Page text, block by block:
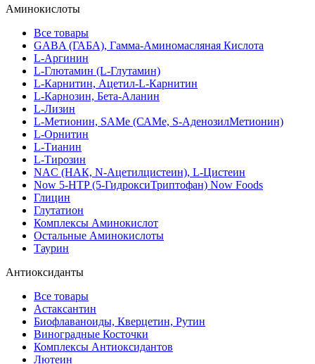
Аминокислоты
Все товары
GABA (ГАБА), Гамма-Аминомасляная Кислота
L-Аргинин
L-Глютамин (L-Глутамин)
L-Карнитин, Ацетил-L-Карнитин
L-Карнозин, Бета-Аланин
L-Лизин
L-Метионин, SAMe (САМе, S-АденозилМетионин)
L-Орнитин
L-Тианин
L-Тирозин
NAC (НАК, N-Ацетилцистеин), L-Цистеин
Now 5-HTP (5-ГидроксиТриптофан) Now Foods
Глицин
Глутатион
Комплексы Аминокислот
Остальные Аминокислоты
Таурин
Антиоксиданты
Все товары
Астаксантин
Биофлаваноиды, Кверцетин, Рутин
Виноградные Косточки
Комплексы Антиоксидантов
Лютеин